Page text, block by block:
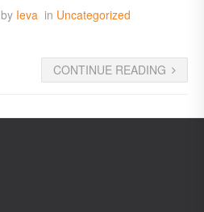
by Ieva in Uncategorized
CONTINUE READING